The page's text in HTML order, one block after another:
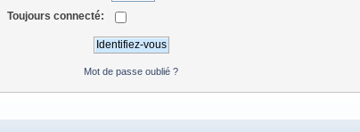
Toujours connecté:
Mot de passe oublié ?